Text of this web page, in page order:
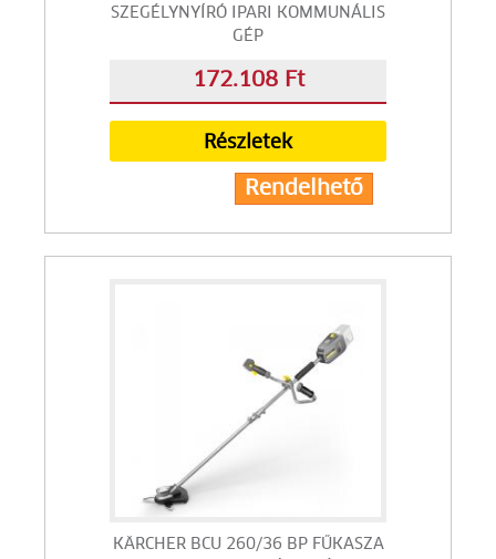
SZEGÉLYNYÍRÓ IPARI KOMMUNÁLIS
GÉP
172.108 Ft
Részletek
Rendelhető
KÄRCHER BCU 260/36 BP FŰKASZA